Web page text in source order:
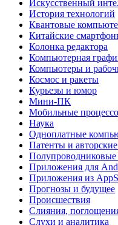
Искусственный
История технологий
Квантовые
Китайские
Колонка редактора
Компьютерная
Компьютеры и
Космос и ракеты
Курьезы и юмор
Мини-ПК
Мобильные
Наука
Одноплатные
Патенты и
Полупроводниковые
Приложения для
Приложения из
Прогнозы и будущее
Происшествия
Слияния,
Слухи и аналитика